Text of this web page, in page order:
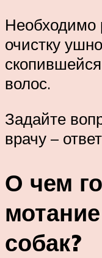
Необходимо
очистку
волос.
Задайте
врачу –
О чем
собак?